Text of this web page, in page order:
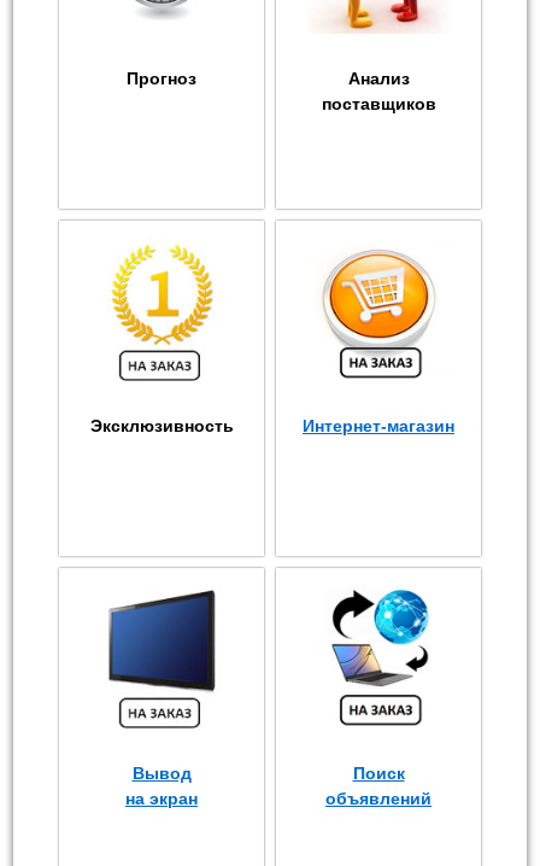
Прогноз
Анализ
поставщиков
Эксклюзивность Интернет-магазин
Вывод
на экран
Поиск
объявлений